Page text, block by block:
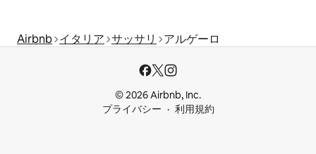
Airbnb イタリア サッサリ アルゲーロ
© 2026 Airbnb, Inc.
プライバシー
利用規約